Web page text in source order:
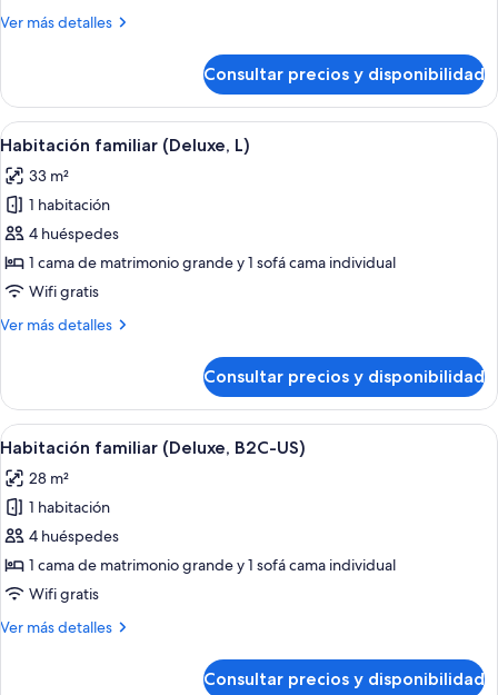
U)
Ver más detalles
Más
familiar
(Deluxe,
U)
Consultar precios y disponibilidad
Abrir
todas
las
fotos
de
Habitación
familiar
L)
Una habitación de hotel con dos
5
Habitación familiar (Deluxe, L)
33 m²
1 habitación
4 huéspedes
1 cama de matrimonio grande y 1 sofá cama individual
Wifi gratis
Ver más detalles
Más
familiar
(Deluxe,
L)
Consultar precios y disponibilidad
Abrir
todas
las
fotos
de
Habitación
familiar
B2C-
Una habitación de hotel con dos
5
Habitación familiar (Deluxe, B2C-US)
28 m²
1 habitación
4 huéspedes
1 cama de matrimonio grande y 1 sofá cama individual
Wifi gratis
Ver más detalles
Más
Consultar precios y disponibilidad